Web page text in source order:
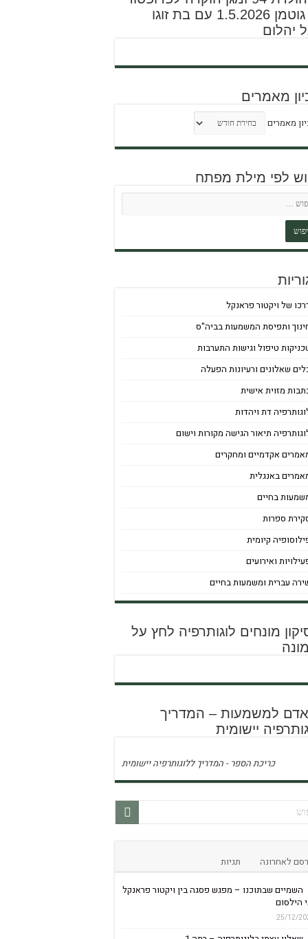
דוד גוטמן 1.5.2026 עם בת זוגו
יהלום
מאמרים
מאמרים
לפי מילת מפתח
של ויקטור פראנקל
ותפיסת המשמעות בביה"ס
טיפול וגישות התערבות
שאלונים ורעיונות הפעלה
מזוית אישית
דת ויהדות
תיאור הגישה מקורות וישום
אקדמיים ומחקרים
באנגלית
בחיים
ספרות
קיומית
ואירועים
עברית ומשמעות בחיים
מונחים לוגותרפיה לחץ על
אדם למשמעות – המדריך
יישומית
כריכת הספר - המדריך ללוגותרפיה יישומית
לאחרונה תגיות
השמיים שבתוכנו – מפגש פסגה בין ויקטור פראנקל
הילסום
25/12/